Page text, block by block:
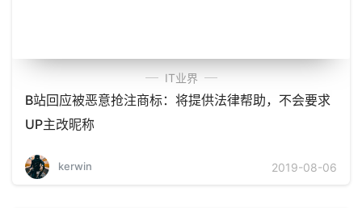
IT业界
B站回应被恶意抢注商标：将提供法律帮助，不会要求
UP主改昵称
kerwin 2019-08-06